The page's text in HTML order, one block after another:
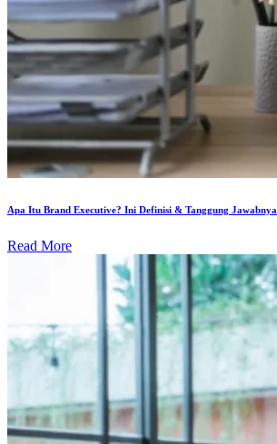
Apa Itu Brand Executive? Ini Definisi & Tanggung Jawabnya
Read More